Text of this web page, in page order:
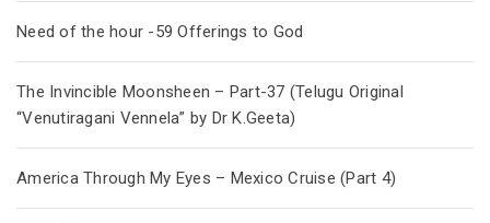
Need of the hour -59 Offerings to God
The Invincible Moonsheen – Part-37 (Telugu Original
“Venutiragani Vennela” by Dr K.Geeta)
America Through My Eyes – Mexico Cruise (Part 4)